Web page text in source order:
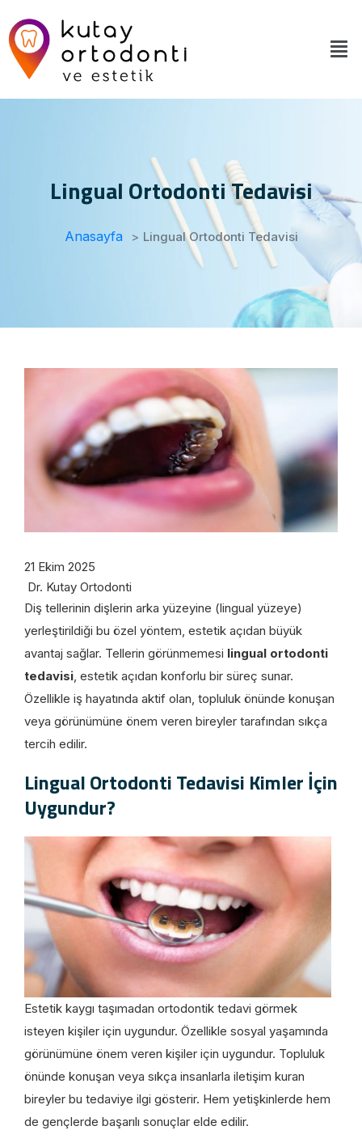
Lingual Ortodonti Tedavisi
Anasayfa > Lingual Ortodonti Tedavisi
21 Ekim 2025
Dr. Kutay Ortodonti
Diş tellerinin dişlerin arka yüzeyine (lingual yüzeye)
yerleştirildiği bu özel yöntem, estetik açıdan büyük
avantaj sağlar. Tellerin görünmemesi lingual ortodonti
tedavisi , estetik açıdan konforlu bir süreç sunar.
Özellikle iş hayatında aktif olan, topluluk önünde konuşan
veya görünümüne önem veren bireyler tarafından sıkça
tercih edilir.
Lingual Ortodonti Tedavisi Kimler İçin
Uygundur?
Estetik kaygı taşımadan ortodontik tedavi görmek
isteyen kişiler için uygundur. Özellikle sosyal yaşamında
görünümüne önem veren kişiler için uygundur. Topluluk
önünde konuşan veya sıkça insanlarla iletişim kuran
bireyler bu tedaviye ilgi gösterir. Hem yetişkinlerde hem
de gençlerde başarılı sonuçlar elde edilir.